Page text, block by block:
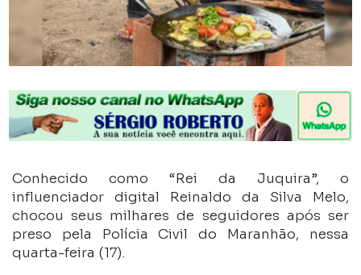
Conhecido como “Rei da Juquira”, o
influenciador digital Reinaldo da Silva Melo,
chocou seus milhares de seguidores após ser
preso pela Polícia Civil do Maranhão, nessa
quarta-feira (17).